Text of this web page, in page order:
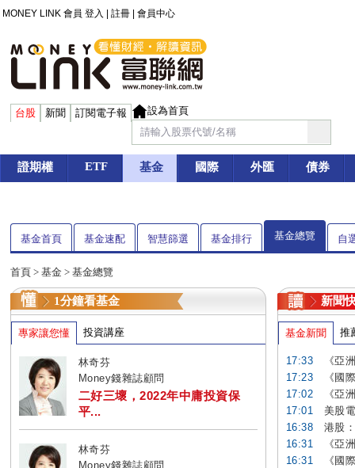
MONEY LINK 會員 登入 註冊 會員中心
台股 新聞 訂閱電子報 設為首頁
證期權 ETF 基金 國際 外匯 債券
基金首頁 基金速配 智慧篩選 基金排行 基金總覽 自
首頁 > 基金 > 基金總覽
1分鐘看基金
專家讓您懂 投資講座
林奇芬
Money錢雜誌顧問
二好三壞，2022年中庸投資保
平...
林奇芬
Money錢雜誌顧問
新聞
基金新聞 推
17:33
《亞
17:23
《國
17:02
《亞
17:01
美股
16:38
港股
16:31
《亞
16:31
《國